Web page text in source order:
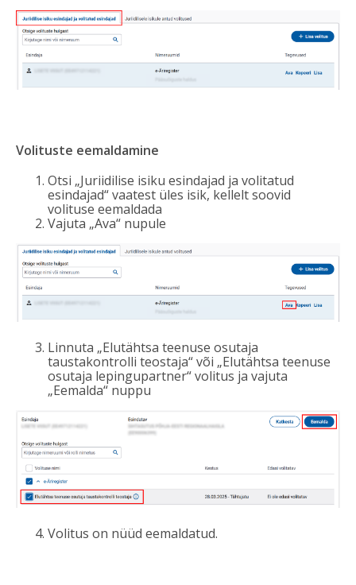
Volituste eemaldamine
Otsi „Juriidilise isiku esindajad ja volitatud
esindajad“ vaatest üles isik, kellelt soovid
volituse eemaldada
Vajuta „Ava“ nupule
Linnuta „Elutähtsa teenuse osutaja
taustakontrolli teostaja“ või „Elutähtsa teenuse
osutaja lepingupartner“ volitus ja vajuta
„Eemalda“ nuppu
Volitus on nüüd eemaldatud.